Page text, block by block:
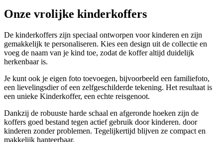
Onze vrolijke kinderkoffers
De kinderkoffers zijn speciaal ontworpen voor kinderen en zijn
gemakkelijk te personaliseren. Kies een design uit de collectie en
voeg de naam van je kind toe, zodat de koffer altijd duidelijk
herkenbaar is.
Je kunt ook je eigen foto toevoegen, bijvoorbeeld een familiefoto,
een lievelingsdier of een zelfgeschilderde tekening. Het resultaat is
een unieke Kinderkoffer, een echte reisgenoot.
Dankzij de robuuste harde schaal en afgeronde hoeken zijn de
koffers goed bestand tegen actief gebruik door kinderen. door
kinderen zonder problemen. Tegelijkertijd blijven ze compact en
makkelijk hanteerbaar.